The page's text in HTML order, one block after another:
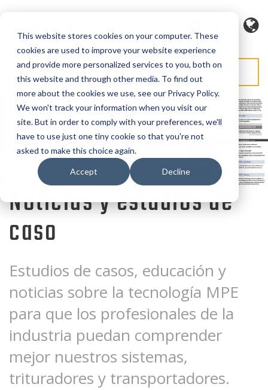
This website stores cookies on your computer. These
cookies are used to improve your website experience
and provide more personalized services to you, both on
this website and through other media. To find out
more about the cookies we use, see our Privacy Policy.
We won't track your information when you visit our
site. But in order to comply with your preferences, we'll
have to use just one tiny cookie so that you're not
asked to make this choice again.
Accept Decline
SOLICITAR PRESUPUESTO SOLICITAR SERVICIO
Noticias y estudios de
caso
Estudios de casos, educación y
noticias sobre la tecnología MPE
para que los profesionales de la
industria puedan comprender
mejor nuestros sistemas,
trituradores y transportadores.